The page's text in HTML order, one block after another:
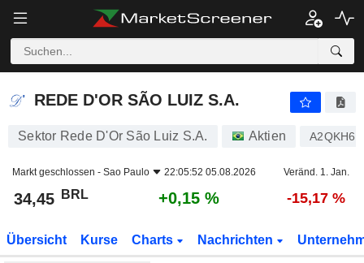
REDE D'OR SÃO LUIZ S.A. +0,15 %
REDE D'OR SÃO LUIZ S.A.
Sektor Rede D'Or São Luiz S.A. Aktien A2QKH6
Markt geschlossen - Sao Paulo 22:05:52 05.08.2026 Veränd. 1. Jan.
34,45 BRL +0,15 % -15,17 %
Übersicht Kurse Charts Nachrichten